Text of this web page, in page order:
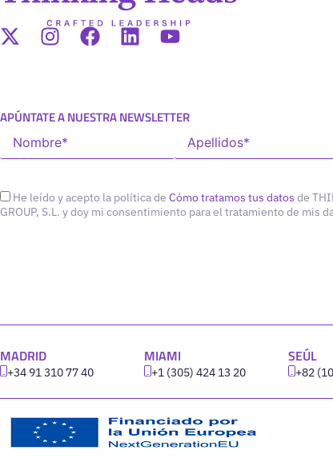
APÚNTATE A NUESTRA NEWSLETTER
He leído y acepto la política de Cómo tratamos tus datos de
GROUP, S.L. y doy mi consentimiento para el tratamiento de mis
MADRID
+34 91 310 77 40
MIAMI
+1 (305) 424 13 20
SEÚL
+82